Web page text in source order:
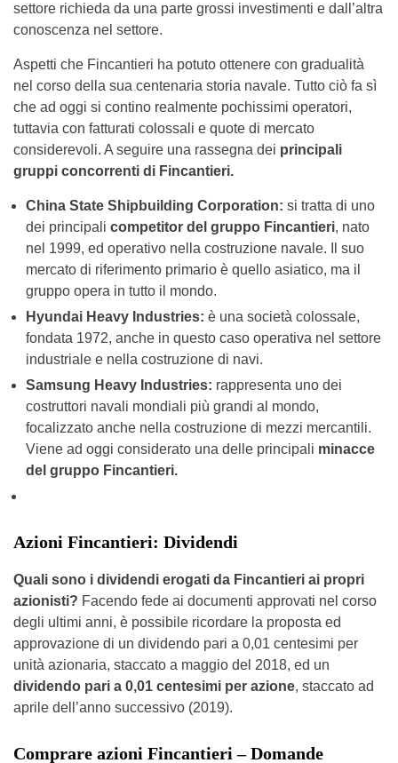
settore richieda da una parte grossi investimenti e dall’altra
conoscenza nel settore.
Aspetti che Fincantieri ha potuto ottenere con gradualità
nel corso della sua centenaria storia navale. Tutto ciò fa sì
che ad oggi si contino realmente pochissimi operatori,
tuttavia con fatturati colossali e quote di mercato
considerevoli. A seguire una rassegna dei principali
gruppi concorrenti di Fincantieri.
China State Shipbuilding Corporation: si tratta di uno
dei principali competitor del gruppo Fincantieri, nato
nel 1999, ed operativo nella costruzione navale. Il suo
mercato di riferimento primario è quello asiatico, ma il
gruppo opera in tutto il mondo.
Hyundai Heavy Industries: è una società colossale,
fondata 1972, anche in questo caso operativa nel settore
industriale e nella costruzione di navi.
Samsung Heavy Industries: rappresenta uno dei
costruttori navali mondiali più grandi al mondo,
focalizzato anche nella costruzione di mezzi mercantili.
Viene ad oggi considerato una delle principali minacce
del gruppo Fincantieri.
Azioni Fincantieri: Dividendi
Quali sono i dividendi erogati da Fincantieri ai propri
azionisti? Facendo fede ai documenti approvati nel corso
degli ultimi anni, è possibile ricordare la proposta ed
approvazione di un dividendo pari a 0,01 centesimi per
unità azionaria, staccato a maggio del 2018, ed un
dividendo pari a 0,01 centesimi per azione, staccato ad
aprile dell’anno successivo (2019).
Comprare azioni Fincantieri – Domande